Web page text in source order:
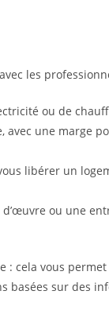
les
ou de
avec une marge
libérer un
ou une
cela vous
basées sur des